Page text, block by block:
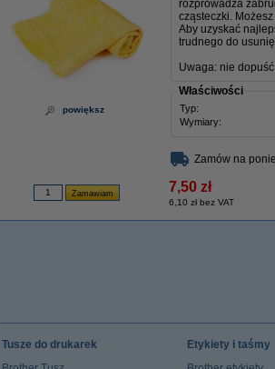
powiększ
rozprowadza
cząsteczki.
Aby uzyskać
trudnego do
Uwaga: nie
Właściwości
Typ:
Wymiary:
Zamów na
7,50 zł
6,10 zł bez VAT
Tusze do drukarek
Etykiety i taśmy